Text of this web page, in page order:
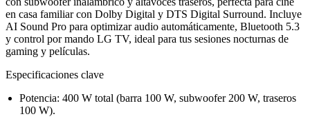
en casa familiar con Dolby Digital y DTS Digital Surround. Incluye
AI Sound Pro para optimizar audio automáticamente, Bluetooth 5.3
y control por mando LG TV, ideal para tus sesiones nocturnas de
gaming y películas.
Especificaciones clave
Potencia: 400 W total (barra 100 W, subwoofer 200 W, traseros
100 W).